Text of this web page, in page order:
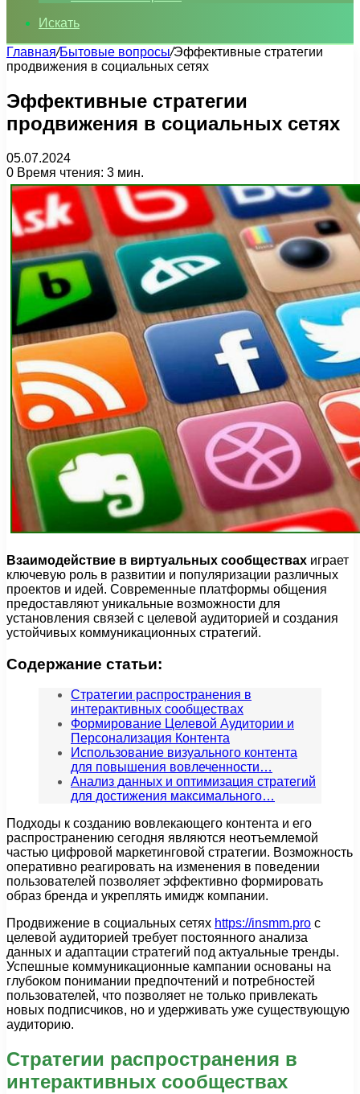
Искать
Главная/Бытовые вопросы/Эффективные стратегии
продвижения в социальных сетях
Эффективные стратегии
продвижения в социальных сетях
05.07.2024
0 Время чтения: 3 мин.
Взаимодействие в виртуальных сообществах играет
ключевую роль в развитии и популяризации различных
проектов и идей. Современные платформы общения
предоставляют уникальные возможности для
установления связей с целевой аудиторией и создания
устойчивых коммуникационных стратегий.
Содержание статьи:
Стратегии распространения в
интерактивных сообществах
Формирование Целевой Аудитории и
Персонализация Контента
Использование визуального контента
для повышения вовлеченности…
Анализ данных и оптимизация стратегий
для достижения максимального…
Подходы к созданию вовлекающего контента и его
распространению сегодня являются неотъемлемой
частью цифровой маркетинговой стратегии. Возможность
оперативно реагировать на изменения в поведении
пользователей позволяет эффективно формировать
образ бренда и укреплять имидж компании.
Продвижение в социальных сетях https://insmm.pro с
целевой аудиторией требует постоянного анализа
данных и адаптации стратегий под актуальные тренды.
Успешные коммуникационные кампании основаны на
глубоком понимании предпочтений и потребностей
пользователей, что позволяет не только привлекать
новых подписчиков, но и удерживать уже существующую
аудиторию.
Стратегии распространения в
интерактивных сообществах